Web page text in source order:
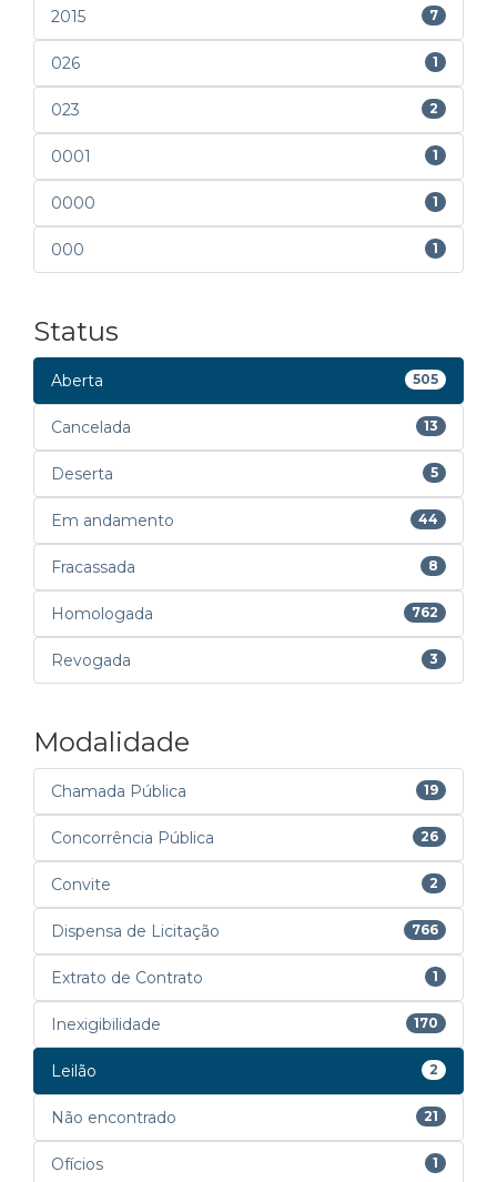
2015 7
026 1
023 2
0001 1
0000 1
000 1
Status
Aberta 505
Cancelada 13
Deserta 5
Em andamento 44
Fracassada 8
Homologada 762
Revogada 3
Modalidade
Chamada Pública 19
Concorrência Pública 26
Convite 2
Dispensa de Licitação 766
Extrato de Contrato 1
Inexigibilidade 170
Leilão 2
Não encontrado 21
Ofícios 1